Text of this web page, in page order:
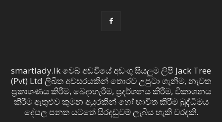
smartlady.lk වෙබ් අඩවියේ අඩංගු සියලුම ලිපි Jack Tree
(Pvt) Ltd ලිඛිත අවසරයකින් තොරව උපුටා ගැනීම, නැවත
ප්‍රකාශණය කිරීම, බෙදාහැරීම, ප්‍රදර්ශනය කිරීම, විකාශනය
කිරීම ඇතුළුව කුමන අයුරකින් හෝ භාවිත කිරීම බුද්ධිමය
දේපල පනත යටතේ සිරදඬුවම් ලැබිය හැකි වරදකි.